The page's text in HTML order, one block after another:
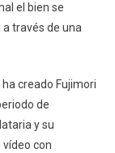
el bien se
a través de una
creado Fujimori
de
y su
con